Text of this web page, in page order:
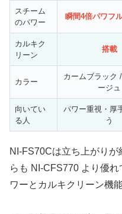
スチーム
のパワー
瞬間4倍パワフ
カルキク
リーン
搭載
カラー
カームブラック
ージュ
向いてい
る人
パワー重視・厚
う
NI-FS70Cは立ち上がり
らも NI-CFS770 より優
ワーとカルキクリーン機